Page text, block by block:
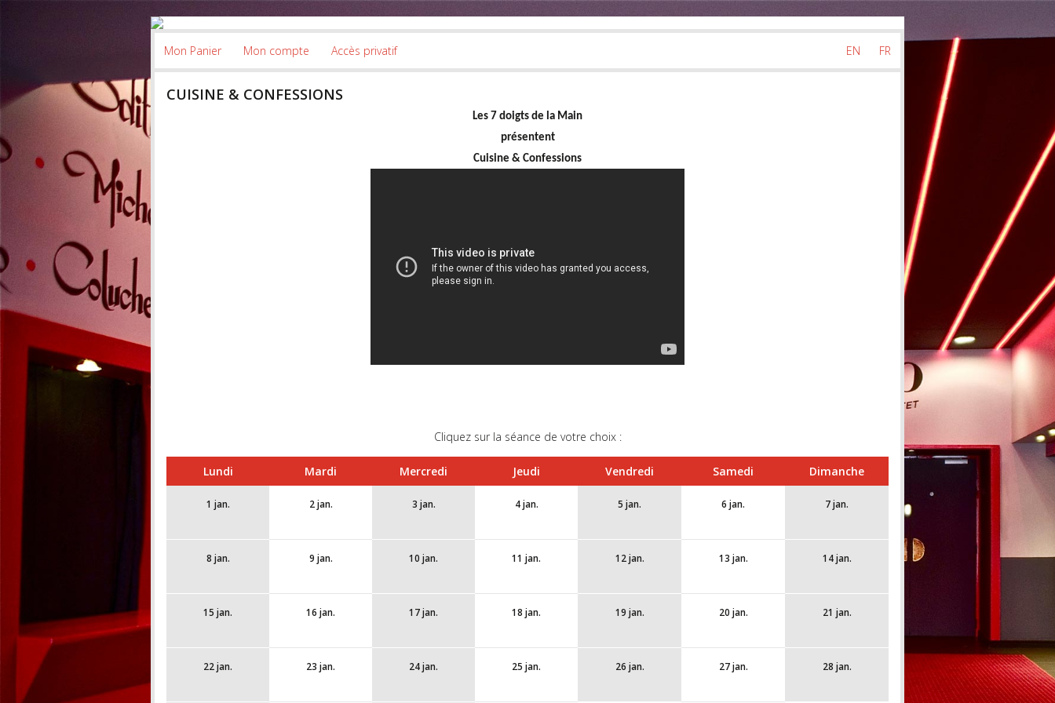
FR
EN
Mon Panier Mon compte Accès privatif
CUISINE & CONFESSIONS
Les 7 doigts de la Main
présentent
Cuisine & Confessions
Cliquez sur la séance de votre choix :
Lundi Mardi Mercredi Jeudi Vendredi Samedi Dimanche
1 jan. 2 jan. 3 jan. 4 jan. 5 jan. 6 jan. 7 jan.
8 jan. 9 jan. 10 jan. 11 jan. 12 jan. 13 jan. 14 jan.
15 jan. 16 jan. 17 jan. 18 jan. 19 jan. 20 jan. 21 jan.
22 jan. 23 jan. 24 jan. 25 jan. 26 jan. 27 jan. 28 jan.